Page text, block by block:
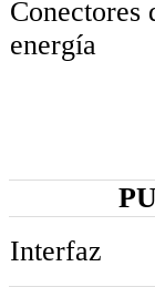
Conectores
energía
Interfaz